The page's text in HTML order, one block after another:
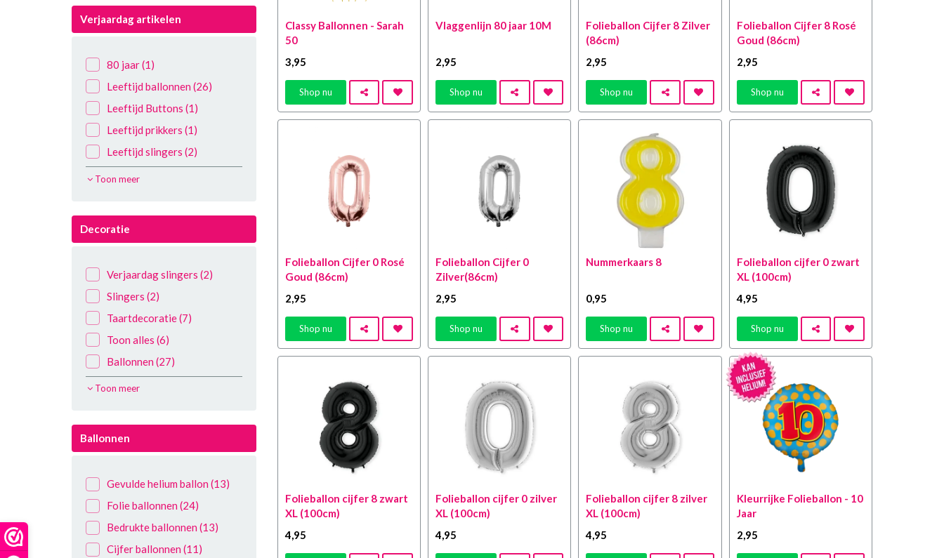
83 Jaar(12)
73 Jaar
53 Jaar (14)
84 Jaar(14)
74 Jaar(13)
64 Jaar(13)
54 Jaar(15)
86 Jaar
67 Jaar
57 Jaar(14)
68 Jaar
(13)
58 Jaar
(15)
89 Jaar
69 Jaar(13)
59 Jaar
(15)
79 Jaar(13)
98 jaar
96 jaar(13)
Verjaardag algemeen
1 Jaar(11)
2 Jaar(14)
Verjaardag artikelen
80 jaar(1)
Leeftijd ballonnen (26)
Leeftijd Buttons (1)
Leeftijd prikkers (1)
Leeftijd slingers (2)
Toon meer
Decoratie
Verjaardag slingers (2)
Slingers (2)
Taartdecoratie(7)
Toon alles (6)
Ballonnen (27)
Verjaardag versiering
Vlaggenlijnen(2)
Toon meer
Ballonnen
Gevulde helium ballon (13)
Folie ballonnen (24)
Bedrukte ballonnen (13)
Cijfer ballonnen (11)
Classy Ballonnen - Sarah
50
3,95
Shop nu
Vlaggenlijn 80 jaar 10M
2,95
Shop nu
Folieballon Cijfer 8 Zilver
(86cm)
2,95
Shop nu
Folieballon Cijfer 8 Rosé
Goud (86cm)
2,95
Shop nu
Folieballon Cijfer 0 Rosé
Goud (86cm)
2,95
Shop nu
Folieballon Cijfer 0
Zilver(86cm)
2,95
Shop nu
Nummerkaars 8
0,95
Shop nu
Folieballon cijfer 0 zwart
XL (100cm)
4,95
Shop nu
Folieballon cijfer 8 zwart
XL (100cm)
4,95
Folieballon cijfer 0 zilver
XL (100cm)
4,95
Folieballon cijfer 8 zilver
XL (100cm)
4,95
Kleurrijke Folieballon - 10
Jaar
2,95